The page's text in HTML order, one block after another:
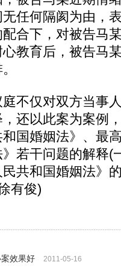
任何隔阂为由，
合下，对被告马
教育后，被告马
仅对双方当事
还以此案为案例
国婚姻法》、最
》若干问题的解释(
共和国婚姻法》
有俊)
效果好
2011-05-16